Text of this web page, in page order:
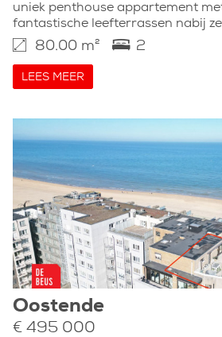
uniek penthouse appartement
fantastische leefterrassen nabij
80.00 m² 2
LEES MEER
Oostende
€ 495 000